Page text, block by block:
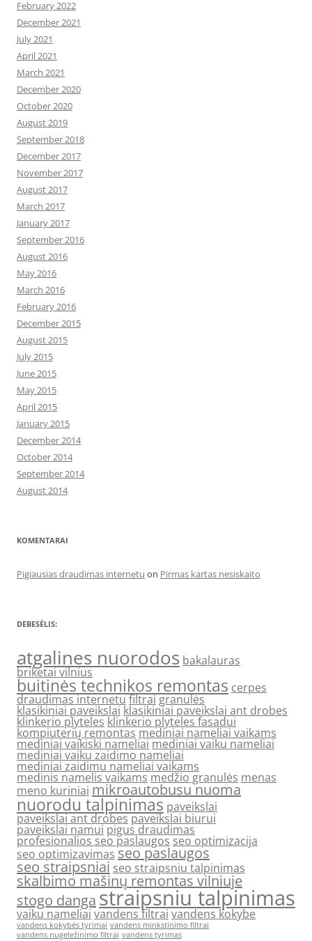
February 2022
December 2021
July 2021
April 2021
March 2021
December 2020
October 2020
August 2019
September 2018
December 2017
November 2017
August 2017
March 2017
January 2017
September 2016
August 2016
May 2016
March 2016
February 2016
December 2015
August 2015
July 2015
June 2015
May 2015
April 2015
January 2015
December 2014
October 2014
September 2014
August 2014
KOMENTARAI
Pigiausias draudimas internetu on Pirmas kartas nesiskaito
DEBESĖLIS:
atgalines nuorodos bakalauras
briketai vilnius
buitinės technikos remontas cerpes
draudimas internetufiltraigranulės
klasikiniai paveikslai klasikiniai paveikslai ant drobes
klinkerio plyteles klinkerio plyteles fasadui
kompiuterių remontas mediniai nameliai vaikams
mediniai vaikiski nameliai mediniai vaiku nameliai
mediniai vaiku zaidimo nameliai
mediniai zaidimu nameliai vaikams
medinis namelis vaikams medžio granulės menas
meno kuriniai mikroautobusu nuoma
nuorodu talpinimas paveikslai
paveikslai ant drobespaveikslai biurui
paveikslai namui pigus draudimas
profesionalios seo paslaugos seo optimizacija
seo optimizavimas seo paslaugos
seo straipsniai seo straipsniu talpinimas
skalbimo mašinų remontas vilniuje
stogo danga straipsniu talpinimas
vaiku nameliai vandens filtrai vandens kokybe
vandens kokybės tyrimai vandens minkstinimo filtrai
vandens nugeležinimo filtrai vandens tyrimas